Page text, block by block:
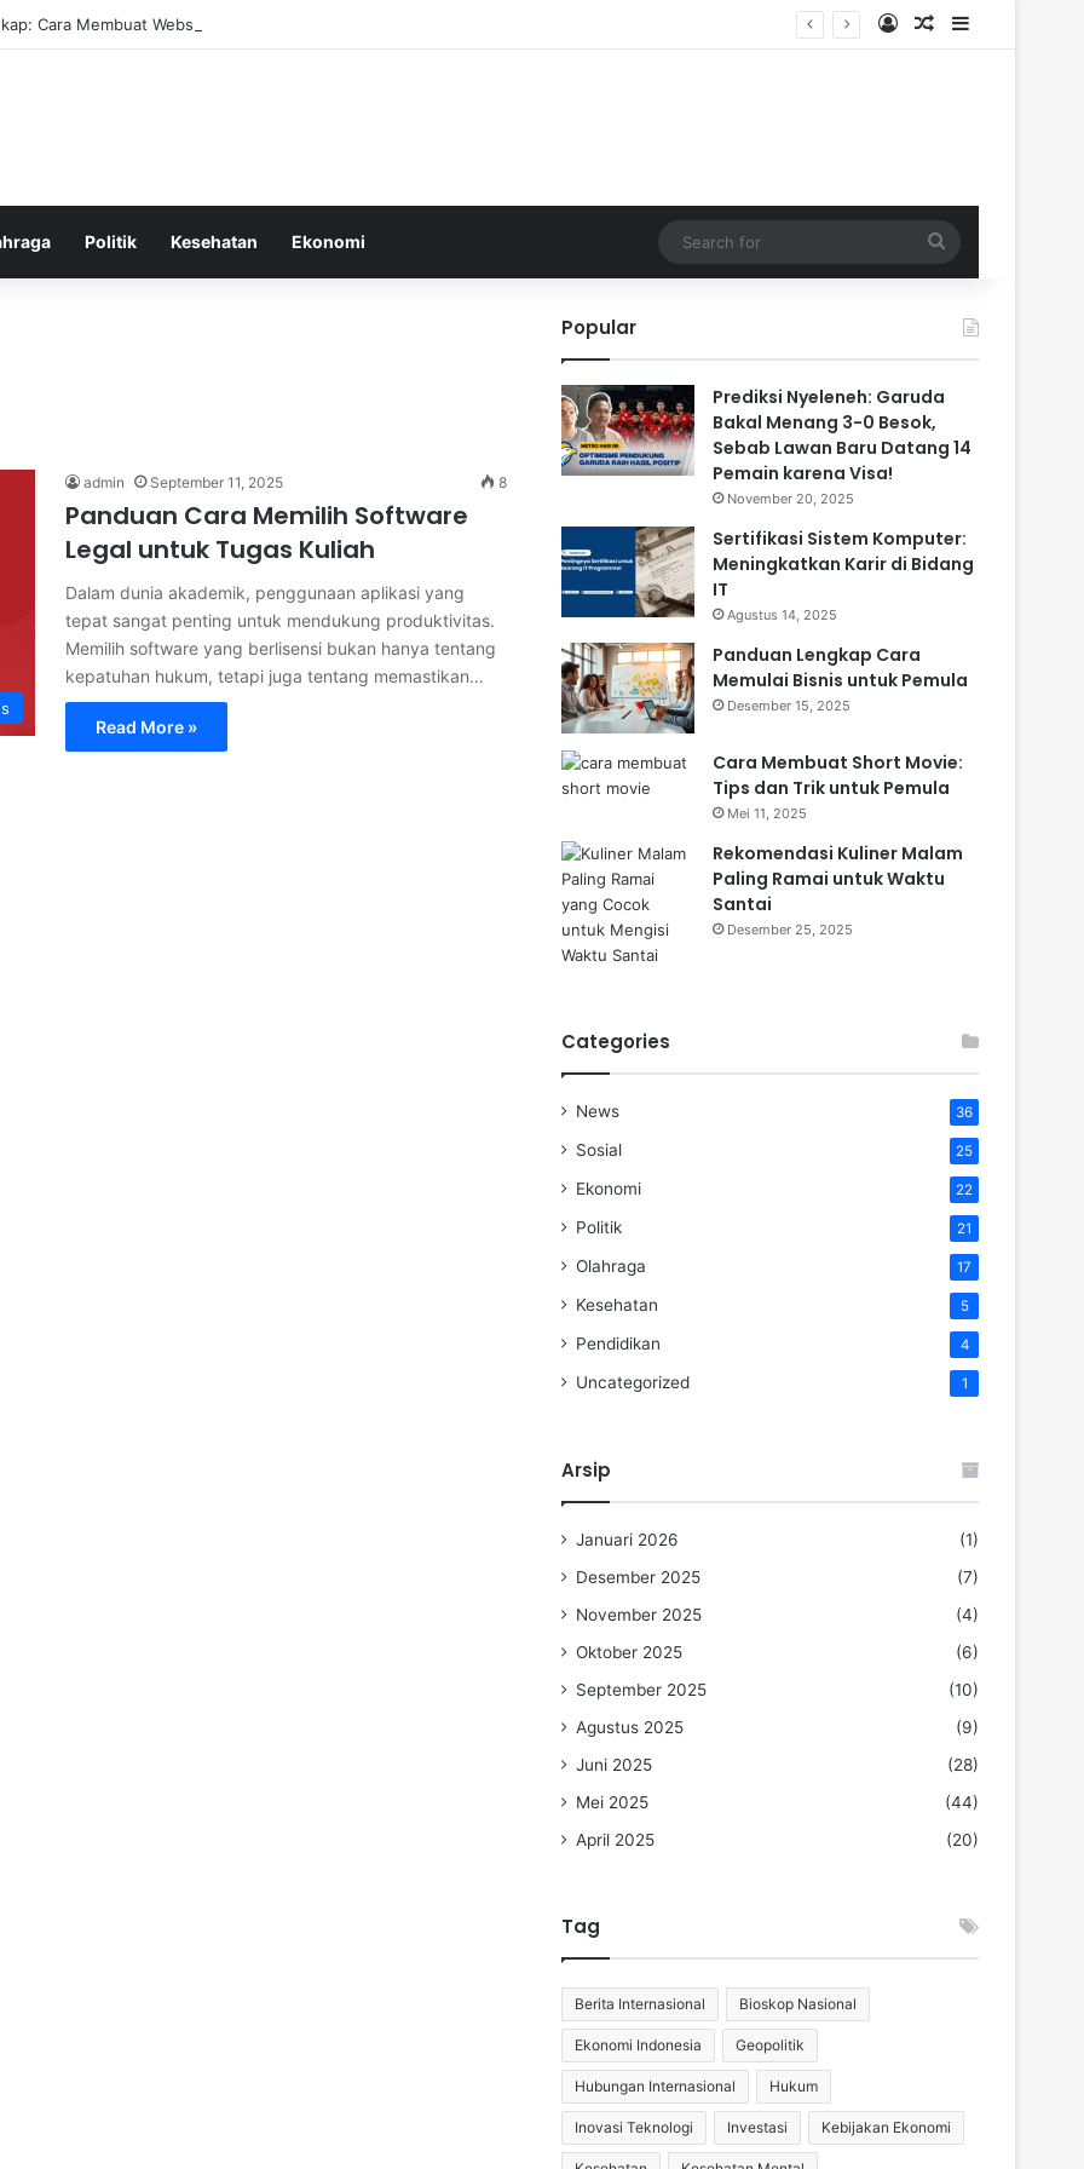
Cara Membuat Website Gratis Tanpa Coding Log InRandom Article
Sidebar
Politik Kesehatan Ekonomi
for
admin September 11, 2025 8
Panduan Cara Memilih Software
Legal untuk Tugas Kuliah
Dalam dunia akademik, penggunaan aplikasi yang
tepat sangat penting untuk mendukung produktivitas.
Memilih software yang berlisensi bukan hanya tentang
kepatuhan hukum, tetapi juga tentang memastikan…
Read More »
Popular
Prediksi Nyeleneh: Garuda
Bakal Menang 3-0 Besok,
Sebab Lawan Baru Datang 14
Pemain karena Visa!
November 20, 2025
Sertifikasi Sistem Komputer:
Meningkatkan Karir di Bidang
IT
Agustus 14, 2025
Panduan Lengkap Cara
Memulai Bisnis untuk Pemula
Desember 15, 2025
Cara Membuat Short Movie:
Tips dan Trik untuk Pemula
Mei 11, 2025
Rekomendasi Kuliner Malam
Paling Ramai untuk Waktu
Santai
Desember 25, 2025
Categories
News 36
Sosial 25
Ekonomi 22
Politik 21
Olahraga 17
Kesehatan 5
Pendidikan 4
Uncategorized 1
Arsip
Januari 2026
(1)
Desember 2025
(7)
November 2025
(4)
Oktober 2025
(6)
September 2025
(10)
Agustus 2025
(9)
Juni 2025
(28)
Mei 2025
(44)
April 2025
(20)
Tag
Berita Internasional Bioskop Nasional
Ekonomi Indonesia Geopolitik
Hubungan Internasional Hukum
Inovasi Teknologi Investasi Kebijakan Ekonomi